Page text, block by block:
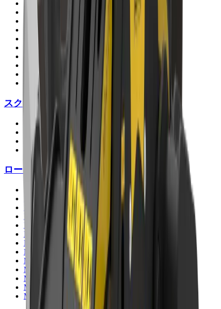
BF90.3
BF120.4
BF135.8
BF150.10
MB-L120
MB-L140
MB-L160
MB-L200
スクリーン
MB-S10
MB-S14
MB-S18
MB-S23
ロータリースクリーン
MB-HDS207
MB-HDS212
MB-HDS214
MB-HDS220
MB-HDS307
MB-HDS312
MB-HDS314
MB-HDS320
MB-HDS323
MB-HDS407
MB-HDS412
MB-HDS523
MB-HDS533